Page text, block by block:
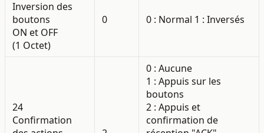
Inversion des
boutons
ON et OFF
(1 Octet)
0 0 : Normal 1 : Inversés
24
Confirmation
0 : Aucune
1 : Appuis sur les
boutons
2 : Appuis et
confirmation de